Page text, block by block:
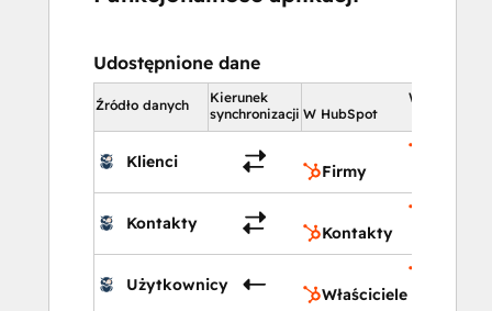
Udostępnione dane
Źródło danych
Kierunek
synchronizacji
W HubSpot
W HubSpot
Klienci
Firmy
Kontakty
Kontakty
Użytkownicy
Właściciele